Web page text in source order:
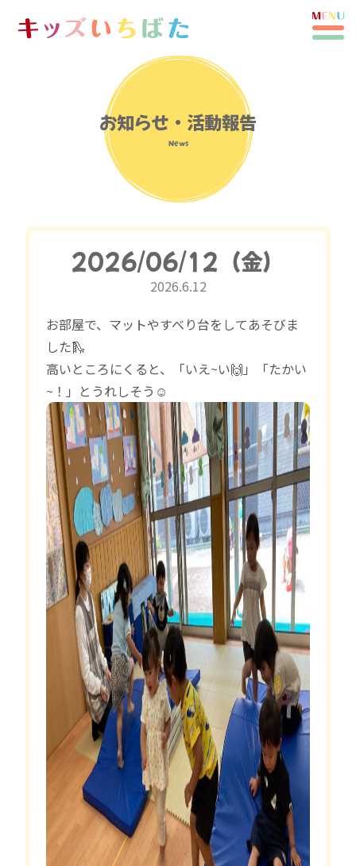
お知らせ・活動報告
News
2026/06/12（金）
2026.6.12
お部屋で、マットやすべり台をしてあそびま
した🛝
高いところにくると、「いえ~い🙌」「たかい
~！」とうれしそう☺️